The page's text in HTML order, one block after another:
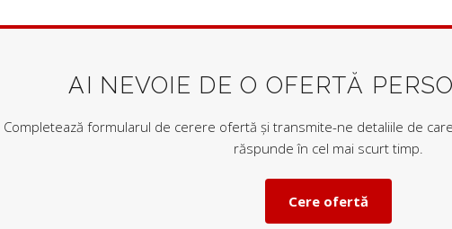
AI NEVOIE DE O OFERTĂ
Completează formularul de cerere ofertă și transmite-ne detaliile de
răspunde în cel mai scurt timp.
Cere ofertă